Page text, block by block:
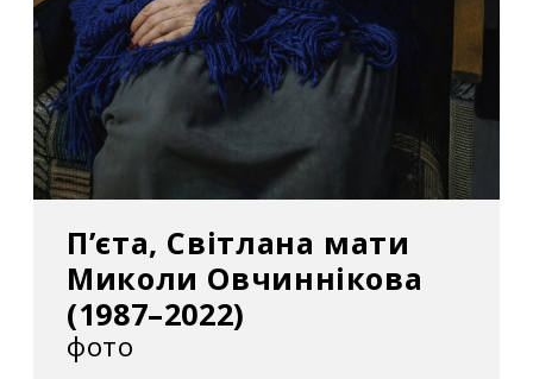
П’єта, Світлана мати
Миколи Овчиннікова
(1987–2022)
фото